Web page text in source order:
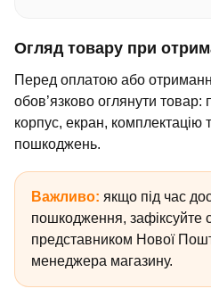
Огляд товару при
Перед оплатою або
обов’язково оглянути товар:
корпус, екран, комплектацію
пошкоджень.
Важливо: якщо під час
пошкодження, зафіксуйте
представником Нової
менеджера магазину.